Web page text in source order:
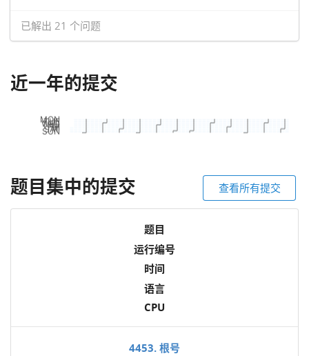
已解出 21 个问题
近一年的提交
题目集中的提交 查看所有提交
题目
运行编号
时间
语言
CPU
4453. 根号